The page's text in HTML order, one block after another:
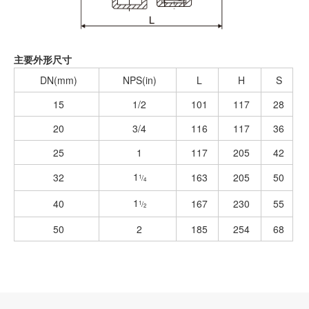
主要外形尺寸
DN(mm)
NPS(in) L H
S
15
1/2 101 117
28
20
3/4 116 117
36
25
1 117 205
42
32
1 1/4 163 205
50
40
1 1/2 167 230
55
50
2 185 254 68